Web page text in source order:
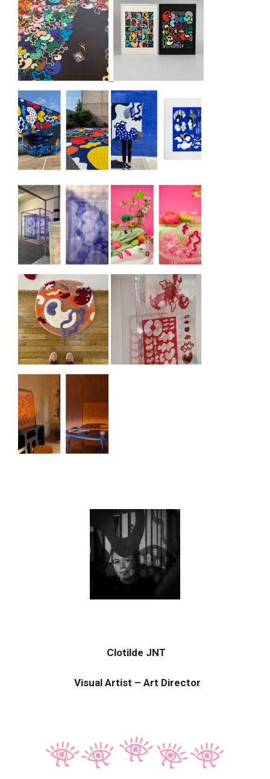
Clotilde JNT
Visual Artist – Art Director